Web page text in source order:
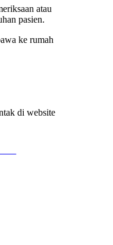
atau
pasien.
ke rumah
di website